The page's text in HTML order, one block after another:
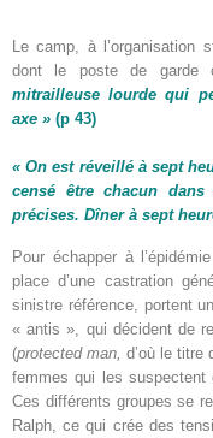
Le camp, à l’organisation
dont le poste de garde
mitrailleuse lourde qui
axe » (p 43)
« On est réveillé à sept
censé être chacun
précises. Dîner à sept
Pour échapper à
place d’une castration
sinistre référence, portent
« antis », qui décident de
(protected man, d’où le titre
femmes qui les
Ces différents groupes se
Ralph, ce qui crée des